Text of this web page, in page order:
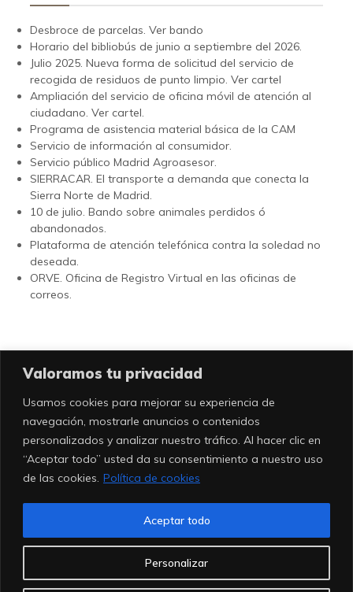
Valoramos tu privacidad
Usamos cookies para mejorar su experiencia de
navegación, mostrarle anuncios o contenidos
personalizados y analizar nuestro tráfico. Al hacer clic en
“Aceptar todo” usted da su consentimiento a nuestro uso
de las cookies. Política de cookies
Personalizar
Aceptar todo
Desbroce de parcelas. Ver bando
Horario del bibliobús de junio a septiembre del 2026.
Julio 2025. Nueva forma de solicitud del servicio de
recogida de residuos de punto limpio. Ver cartel
Ampliación del servicio de oficina móvil de atención al
ciudadano. Ver cartel.
Programa de asistencia material básica de la CAM
Servicio de información al consumidor.
Servicio público Madrid Agroasesor.
SIERRACAR. El transporte a demanda que conecta la
Sierra Norte de Madrid.
10 de julio. Bando sobre animales perdidos ó
abandonados.
Plataforma de atención telefónica contra la soledad no
deseada.
ORVE. Oficina de Registro Virtual en las oficinas de
correos.